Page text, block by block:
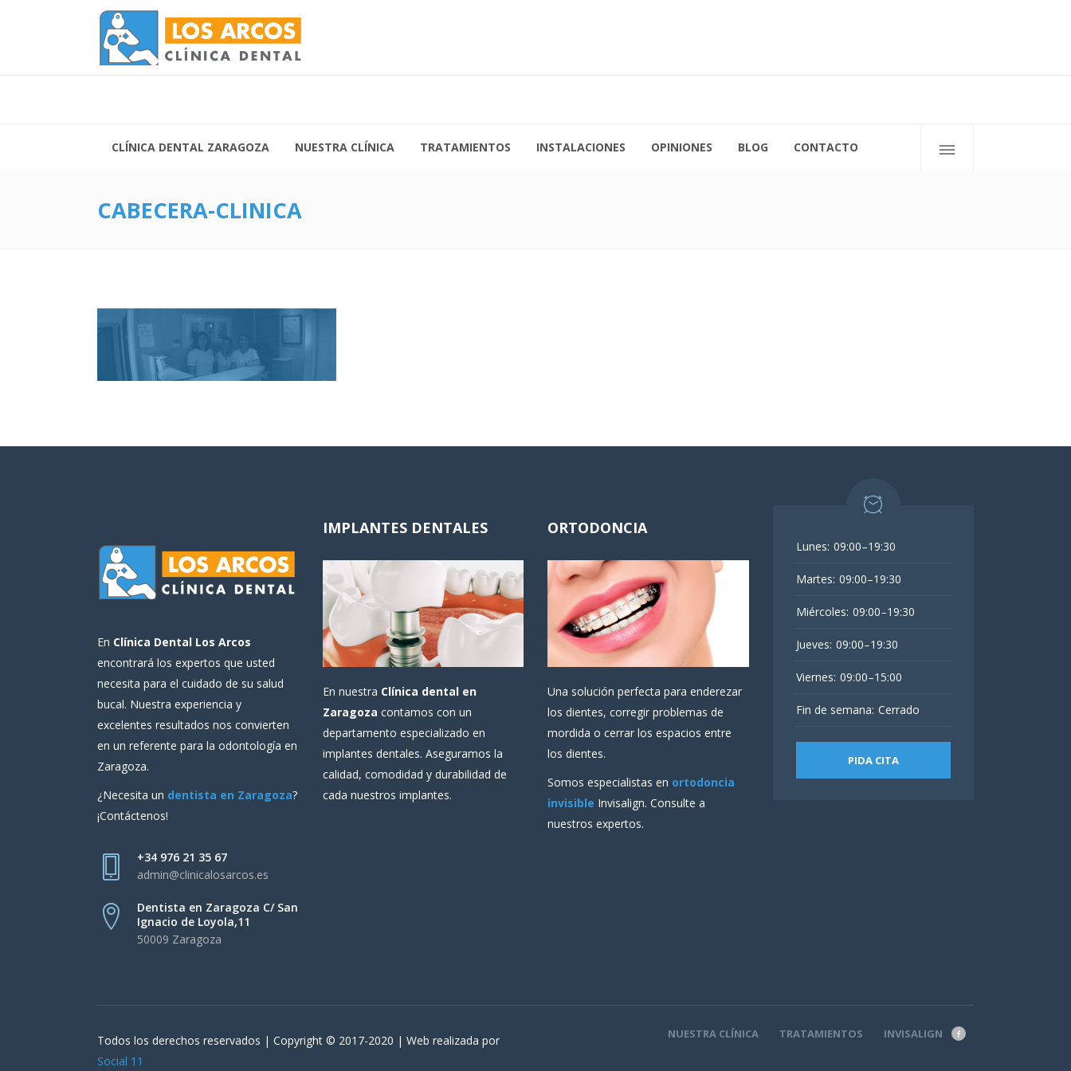
CLÍNICA DENTAL ZARAGOZA
NUESTRA CLÍNICA TRATAMIENTOS INSTALACIONES OPINIONES BLOG CONTACTO
CABECERA-CLINICA
En Clínica Dental Los Arcos
encontrará los expertos que usted
necesita para el cuidado de su salud
bucal. Nuestra experiencia y
excelentes resultados nos convierten
en un referente para la odontología en
Zaragoza.
¿Necesita un dentista en Zaragoza?
¡Contáctenos!
+34 976 21 35 67
admin@clinicalosarcos.es
Dentista en Zaragoza C/ San
Ignacio de Loyola,11
50009 Zaragoza
IMPLANTES DENTALES
En nuestra Clínica dental en
Zaragoza contamos con un
departamento especializado en
implantes dentales. Aseguramos la
calidad, comodidad y durabilidad de
cada nuestros implantes.
ORTODONCIA
Una solución perfecta para enderezar
los dientes, corregir problemas de
mordida o cerrar los espacios entre
los dientes.
Somos especialistas en ortodoncia
invisible Invisalign. Consulte a
nuestros expertos.
Lunes: 09:00–19:30
Martes: 09:00–19:30
Miércoles: 09:00–19:30
Jueves: 09:00–19:30
Viernes: 09:00–15:00
Fin de semana: Cerrado
PIDA CITA
Todos los derechos reservados | Copyright © 2017-2020 | Web realizada por
Social 11
NUESTRA CLÍNICA TRATAMIENTOS INVISALIGN